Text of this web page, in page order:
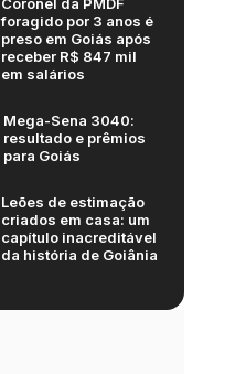
Coronel da PMDF
foragido por 3 anos é
preso em Goiás após
receber R$ 847 mil
em salários
Mega-Sena 3040:
resultado e prêmios
para Goiás
Leões de estimação
criados em casa: um
capítulo inacreditável
da história de Goiânia